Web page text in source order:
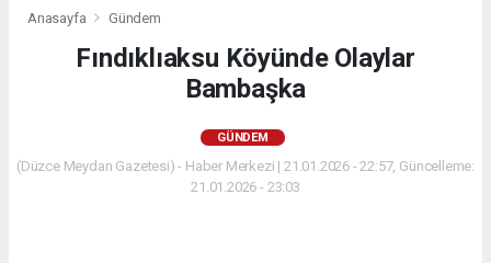
Anasayfa Gündem
Fındıklıaksu Köyünde Olaylar
Bambaşka
GÜNDEM
(Düzce Meydan Gazetesi) - Haber Merkezi | 21.01.2026 - 22:57, Güncelleme:
21.01.2026 - 23:03